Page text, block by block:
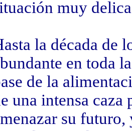
muy
la década de
en toda
de la
una intensa
su